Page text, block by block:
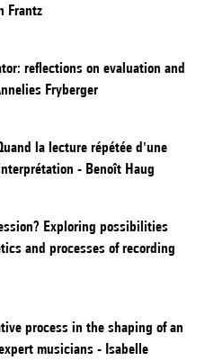
Frantz
reflections on evaluation and
Fryberger
la lecture répétée d'une
- Benoît Haug
Exploring possibilities
and processes of recording
process in the shaping of an
musicians - Isabelle